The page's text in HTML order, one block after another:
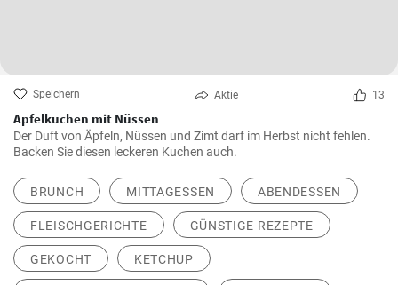
Speichern Aktie 13
Apfelkuchen mit Nüssen
Der Duft von Äpfeln, Nüssen und Zimt darf im Herbst nicht fehlen.
Backen Sie diesen leckeren Kuchen auch.
BRUNCH MITTAGESSEN ABENDESSEN
FLEISCHGERICHTE GÜNSTIGE REZEPTE
GEKOCHT KETCHUP